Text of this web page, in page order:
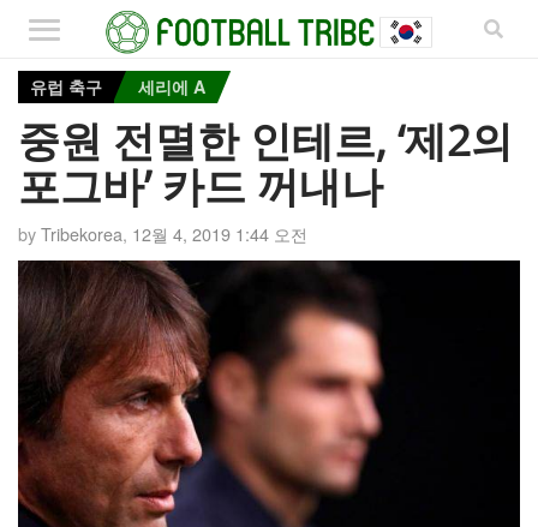
유럽 축구 세리에 A
중원 전멸한 인테르, ‘제2의
포그바’ 카드 꺼내나
byTribekorea, 12월 4, 2019 1:44 오전